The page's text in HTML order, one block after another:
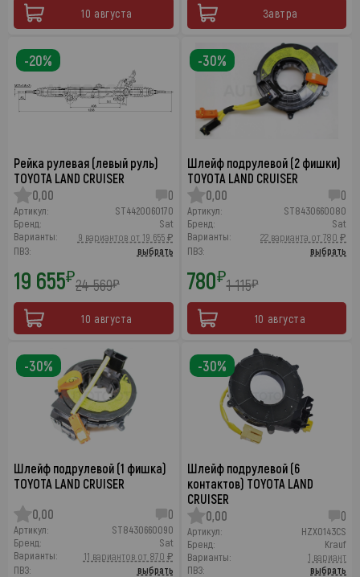
10 августа Завтра
Рейка рулевая (левый руль)
TOYOTA LAND CRUISER
0,00
0
Артикул:
ST4420060170
Бренд:
Sat
Варианты:
9 вариантов от 19 655 ₽
ПВЗ:
выбрать
19 655₽24 569₽
10 августа
-20%
Шлейф подрулевой (2 фишки)
TOYOTA LAND CRUISER
0,00
0
Артикул:
ST8430660080
Бренд:
Sat
Варианты:
22 варианта от 780 ₽
ПВЗ:
выбрать
780₽1 115₽
10 августа
-30%
Шлейф подрулевой (1 фишка)
TOYOTA LAND CRUISER
0,00
0
Артикул:
ST8430660090
Бренд:
Sat
Варианты:
11 вариантов от 870 ₽
ПВЗ:
выбрать
-30%
Шлейф подрулевой (6
контактов) TOYOTA LAND
CRUISER
0,00
0
Артикул:
HZX0143CS
Бренд:
Krauf
Варианты:
1 вариант
ПВЗ:
выбрать
-30%